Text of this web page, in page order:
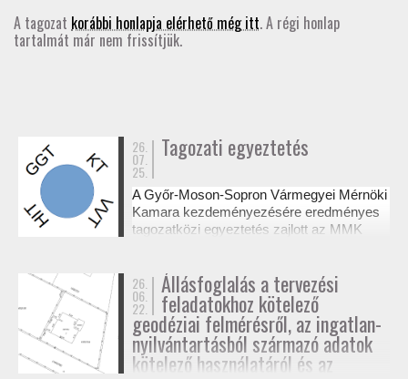
TOVÁBBKÉPZÉSEK
ELNÖKSÉG
MUNKATERVEK, BESZÁMOLÓK
HATÁROZATOK
JOGSZABÁLYOK, SZABÁLYZATOK, SZABVÁNYOK
NÉVJEGYZÉK
SEGÉDLETEK / FAP
A tagozat korábbi honlapja elérhető még itt. A régi honlap
tartalmát már nem frissítjük.
26.
07.
25.
Tagozati egyeztetés
A Győr-Moson-Sopron Vármegyei Mérnöki
Kamara kezdeményezésére eredményes
tagozatközi egyeztetés zajlott az MMK
dokumentációk jogosultsági kérdéseiről. A
résztvevő tagozatok a 327/2015. (XI. 10.)
Korm. rendelet alapján tisztázták a
kompetenciahatárokat, és a jövőben közös
workshopok formájában folytatják a
szakmai együttműködést.
26.
06.
22.
Állásfoglalás a tervezési
feladatokhoz kötelező
geodéziai felmérésről, az ingatlan-
nyilvántartásból származó adatok
kötelező használatáról és az